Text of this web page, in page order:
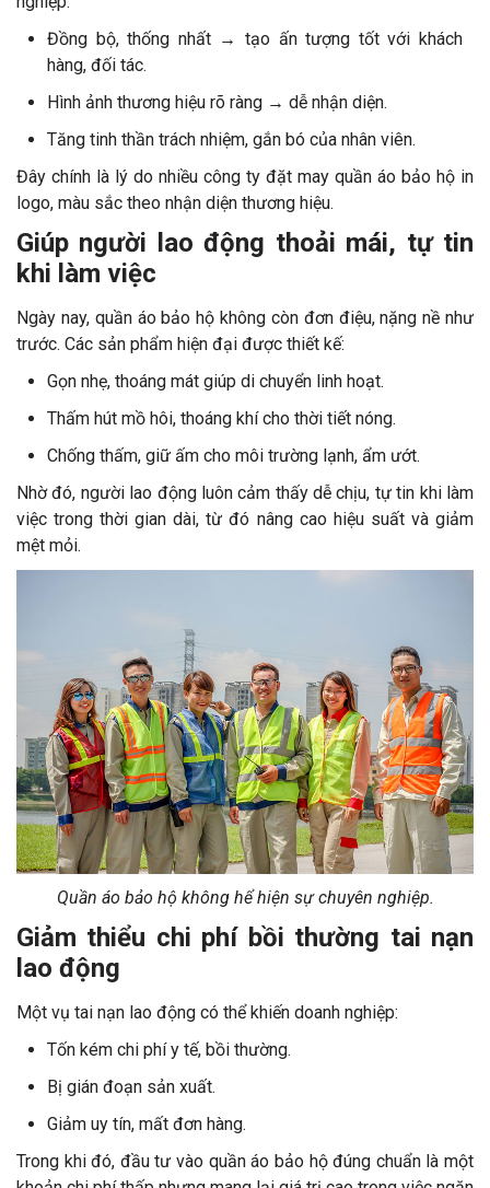
Đồng bộ, thống nhất → tạo ấn tượng tốt với khách
hàng, đối tác.
Hình ảnh thương hiệu rõ ràng → dễ nhận diện.
Tăng tinh thần trách nhiệm, gắn bó của nhân viên.
Đây chính là lý do nhiều công ty đặt may quần áo bảo hộ in
logo, màu sắc theo nhận diện thương hiệu.
Giúp người lao động thoải mái, tự tin
khi làm việc
Ngày nay, quần áo bảo hộ không còn đơn điệu, nặng nề như
trước. Các sản phẩm hiện đại được thiết kế:
Gọn nhẹ, thoáng mát giúp di chuyển linh hoạt.
Thấm hút mồ hôi, thoáng khí cho thời tiết nóng.
Chống thấm, giữ ấm cho môi trường lạnh, ẩm ướt.
Nhờ đó, người lao động luôn cảm thấy dễ chịu, tự tin khi làm
việc trong thời gian dài, từ đó nâng cao hiệu suất và giảm
mệt mỏi.
Quần áo bảo hộ không hể hiện sự chuyên nghiệp.
Giảm thiểu chi phí bồi thường tai nạn
lao động
Một vụ tai nạn lao động có thể khiến doanh nghiệp:
Tốn kém chi phí y tế, bồi thường.
Bị gián đoạn sản xuất.
Giảm uy tín, mất đơn hàng.
Trong khi đó, đầu tư vào quần áo bảo hộ đúng chuẩn là một